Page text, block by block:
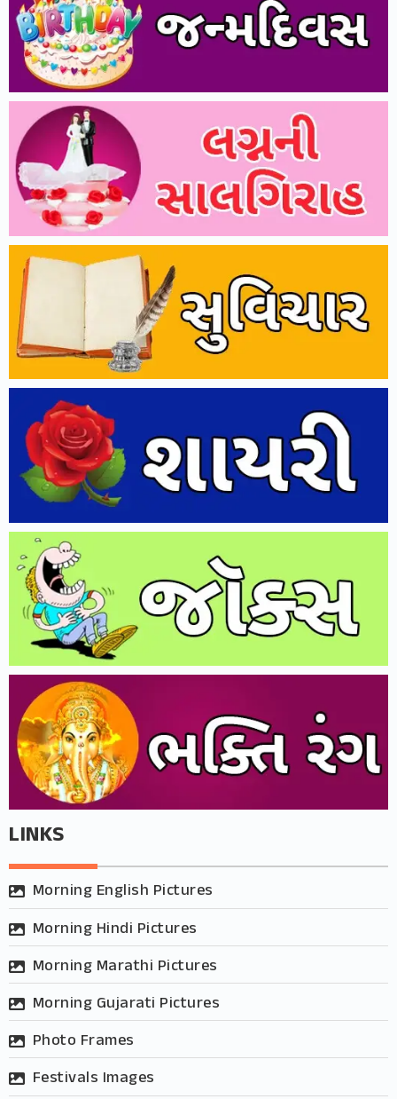
LINKS
Morning English Pictures
Morning Hindi Pictures
Morning Marathi Pictures
Morning Gujarati Pictures
Photo Frames
Festivals Images